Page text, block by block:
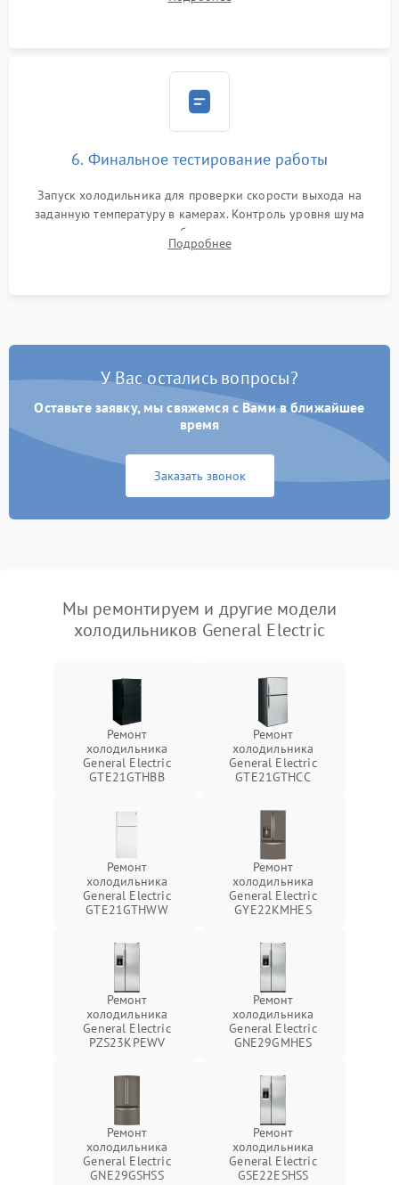
электронным весам. Контроль рабочего давления в системе.
6. Финальное тестирование работы
Запуск холодильника для проверки скорости выхода на
заданную температуру в камерах. Контроль уровня шума
компрессора, отсутствия обмерзания стенок и корректного
срабатывания системы автоматической оттайки.
Подробнее
У Вас остались вопросы?
Оставьте заявку, мы свяжемся с Вами в ближайшее
время
Заказать звонок
Мы ремонтируем и другие модели
холодильников General Electric
Ремонт
холодильника
General Electric
GTE21GTHBB
Ремонт
холодильника
General Electric
GTE21GTHCC
Ремонт
холодильника
General Electric
GTE21GTHWW
Ремонт
холодильника
General Electric
GYE22KMHES
Ремонт
холодильника
General Electric
PZS23KPEWV
Ремонт
холодильника
General Electric
GNE29GMHES
Ремонт
холодильника
General Electric
GNE29GSHSS
Ремонт
холодильника
General Electric
GSE22ESHSS